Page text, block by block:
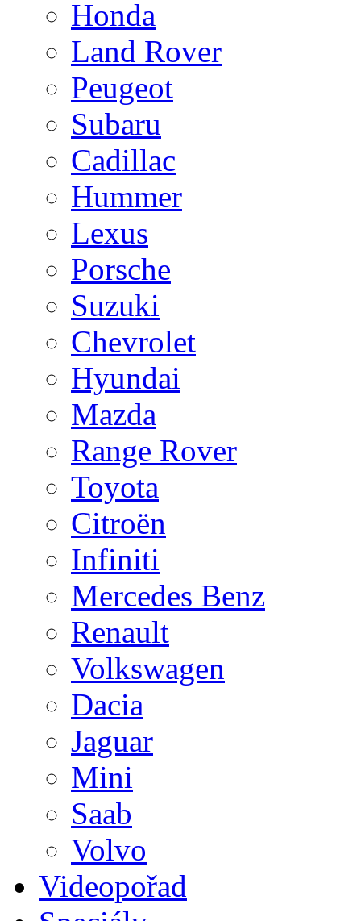
Honda
Land Rover
Peugeot
Subaru
Cadillac
Hummer
Lexus
Porsche
Suzuki
Chevrolet
Hyundai
Mazda
Range Rover
Toyota
Citroën
Infiniti
Mercedes Benz
Renault
Volkswagen
Dacia
Jaguar
Mini
Saab
Volvo
Videopořad